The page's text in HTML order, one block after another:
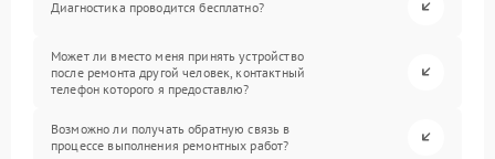
Диагностика проводится бесплатно?
Может ли вместо меня принять устройство
после ремонта другой человек, контактный
телефон которого я предоставлю?
Возможно ли получать обратную связь в
процессе выполнения ремонтных работ?